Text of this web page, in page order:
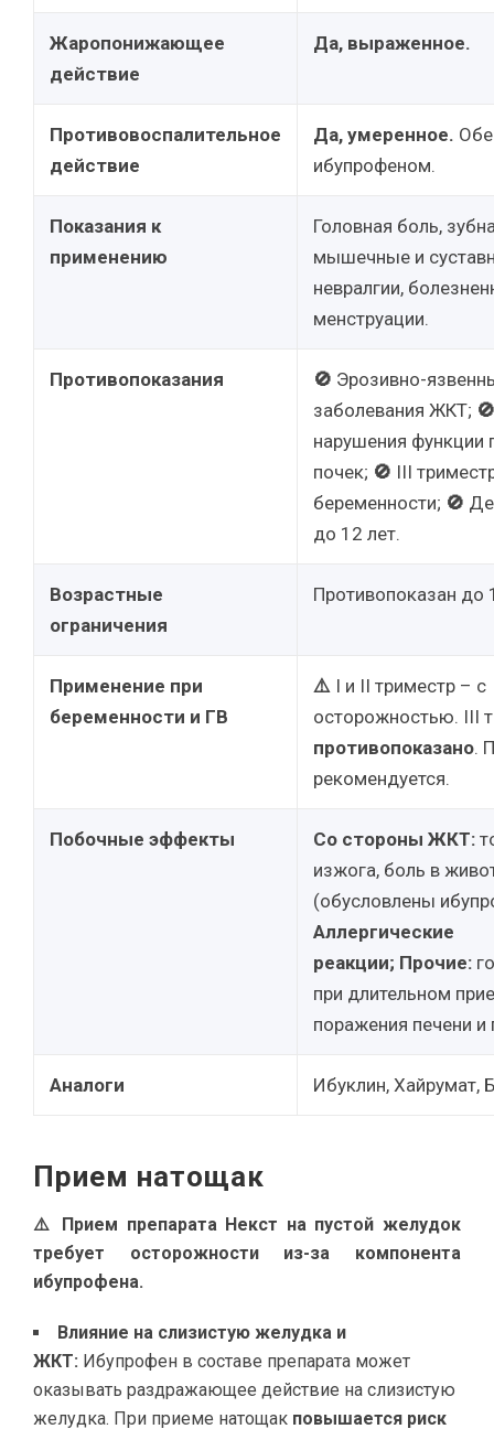
Жаропонижающее
действие
Да, выраженное.
Противовоспалительное
действие
Да, умеренное.
ибупрофеном.
Показания к
применению
Головная боль,
мышечные и
невралгии,
менструации.
Противопоказания 🚫 Эрозивно-
заболевания ЖКТ; 🚫
нарушения функции
почек; 🚫 III
беременности; 🚫
до 12 лет.
Возрастные
ограничения
Противопоказан до
Применение при
беременности и ГВ
⚠️ I и II триместр – с
осторожностью. III
противопоказано.
рекомендуется.
Побочные эффекты Со стороны ЖКТ:
изжога, боль в
(обусловлены
Аллергические
реакции; Прочие:
при длительном
поражения печени и
Аналоги Ибуклин, Хайрумат,
Прием натощак
⚠️ Прием препарата Некст на пустой желудок
требует осторожности из-за компонента
ибупрофена.
Влияние на слизистую желудка и
ЖКТ: Ибупрофен в составе препарата может
оказывать раздражающее действие на слизистую
желудка. При приеме натощак повышается риск